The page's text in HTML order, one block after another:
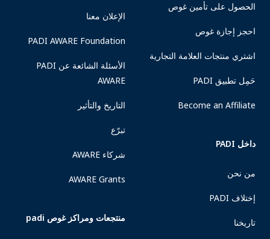
الحصول على تأمين غوص
احجز إجازة غوص
اشتري منتجات العلامة التجارية
حَمِل تطبيق PADI
Become an Affiliate
داخل PADI
من نحن
إختلاف PADI
تاريخنا
الإعلان معنا
PADI AWARE Foundation
الأسئلة الشائعة عن PADI
AWARE
التاريخ والتأثير
تبرّع
شركاء AWARE
AWARE Grants
منتجعات ومراكز غوص padi